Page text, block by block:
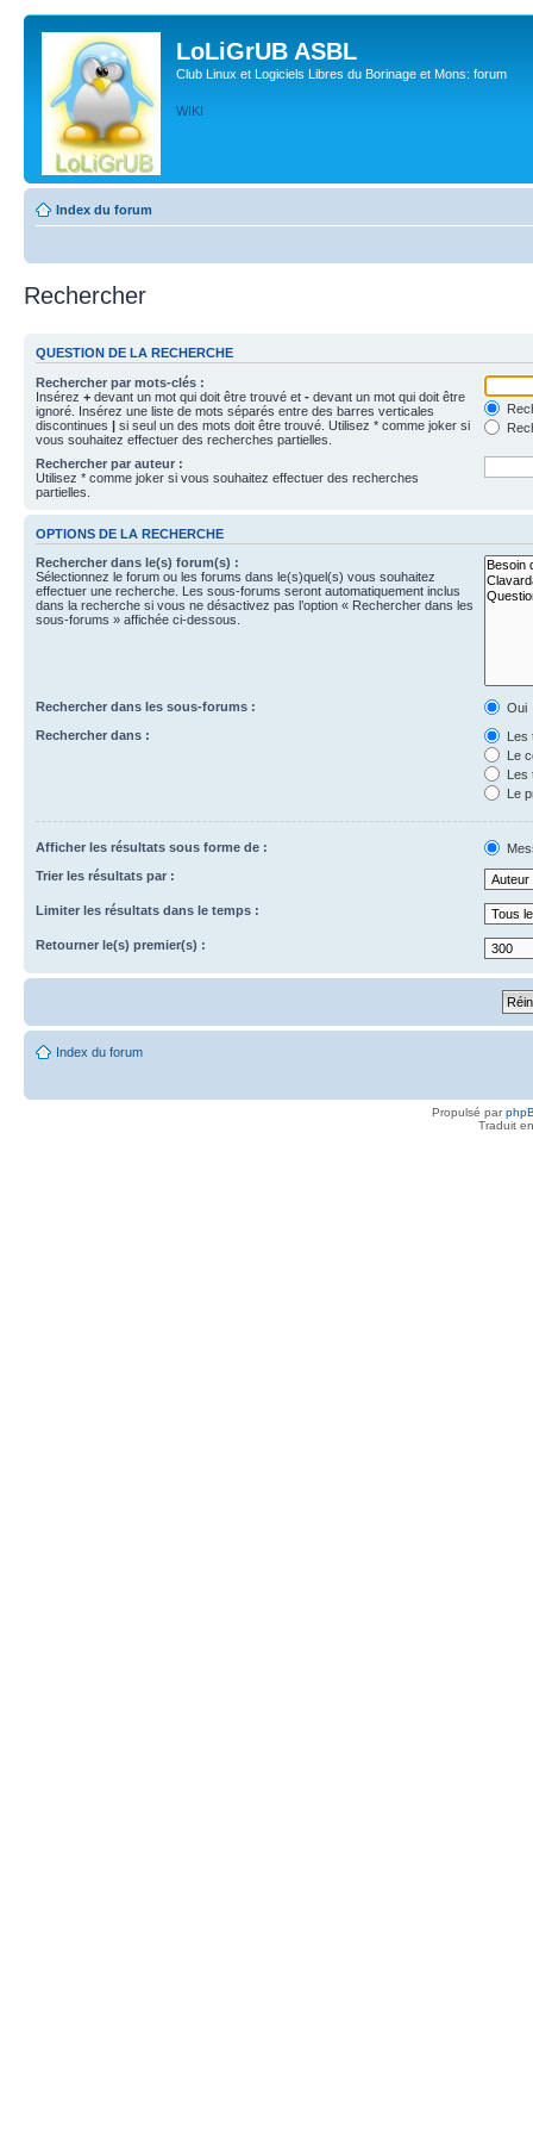
LoLiGrUB ASBL
Club Linux et Logiciels Libres du Borinage et Mons: forum
WIKI
Index du forum
Rechercher
QUESTION DE LA RECHERCHE
Rechercher par mots-clés :
Insérez + devant un mot qui doit être trouvé et - devant un mot qui doit être
ignoré. Insérez une liste de mots séparés entre des barres verticales
discontinues | si seul un des mots doit être trouvé. Utilisez * comme joker si
vous souhaitez effectuer des recherches partielles.
Rechercher par auteur :
Utilisez * comme joker si vous souhaitez effectuer des recherches
partielles.
OPTIONS DE LA RECHERCHE
Rechercher dans le(s) forum(s) :
Sélectionnez le forum ou les forums dans le(s)quel(s) vous souhaitez
effectuer une recherche. Les sous-forums seront automatiquement inclus
dans la recherche si vous ne désactivez pas l’option « Rechercher dans les
sous-forums » affichée ci-dessous.
Rechercher dans les sous-forums :
Oui
Rechercher dans :
Les
Le
Les
Le
Afficher les résultats sous forme de :
Trier les résultats par :
Limiter les résultats dans le temps :
Retourner le(s) premier(s) :
Index du forum
Propulsé par
Traduit